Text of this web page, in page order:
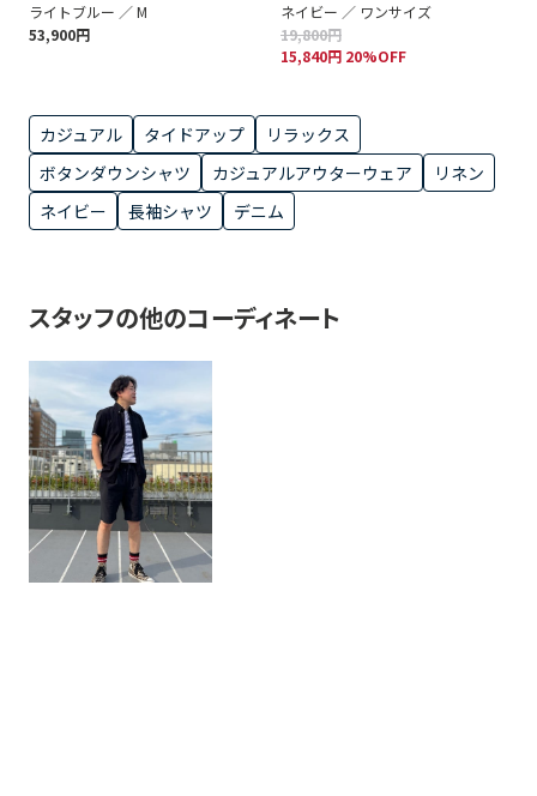
ライトブルー ／ M
53,900円
ネイビー ／ ワンサイズ
19,800円
15,840円 20%OFF
カジュアル タイドアップ
リラックス
ボタンダウンシャツ
カジュアルアウターウェア
リネン
ネイビー
長袖シャツ デニム
スタッフの他のコーディネート